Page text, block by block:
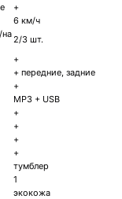
+
6 км/ч
2/3 шт.
+
+ передние, задние
+
MP3 + USB
+
+
+
+
тумблер
1
экокожа